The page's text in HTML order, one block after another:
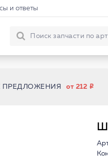
и ответы
ПРЕДЛОЖЕНИЯ от 212